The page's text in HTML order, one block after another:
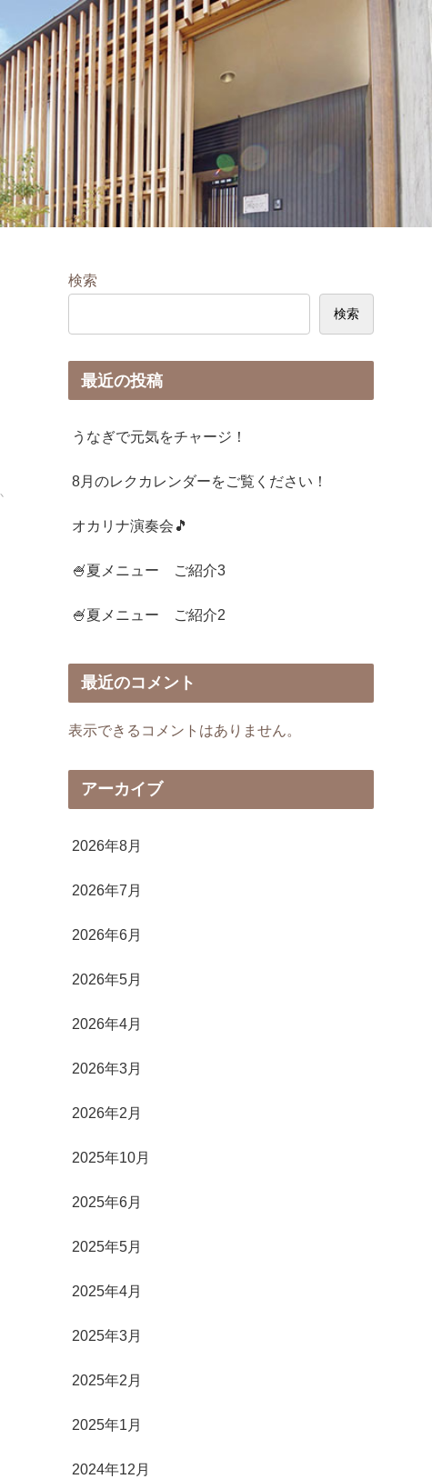
検索
検索
最近の投稿
うなぎで元気をチャージ！
8月のレクカレンダーをご覧ください！
オカリナ演奏会🎵
🍧夏メニュー ご紹介3
🍧夏メニュー ご紹介2
最近のコメント
表示できるコメントはありません。
アーカイブ
2026年8月
2026年7月
2026年6月
2026年5月
2026年4月
2026年3月
2026年2月
2025年10月
2025年6月
2025年5月
2025年4月
2025年3月
2025年2月
2025年1月
2024年12月